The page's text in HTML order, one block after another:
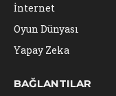
İnternet
Oyun Dünyası
Yapay Zeka
BAĞLANTILAR